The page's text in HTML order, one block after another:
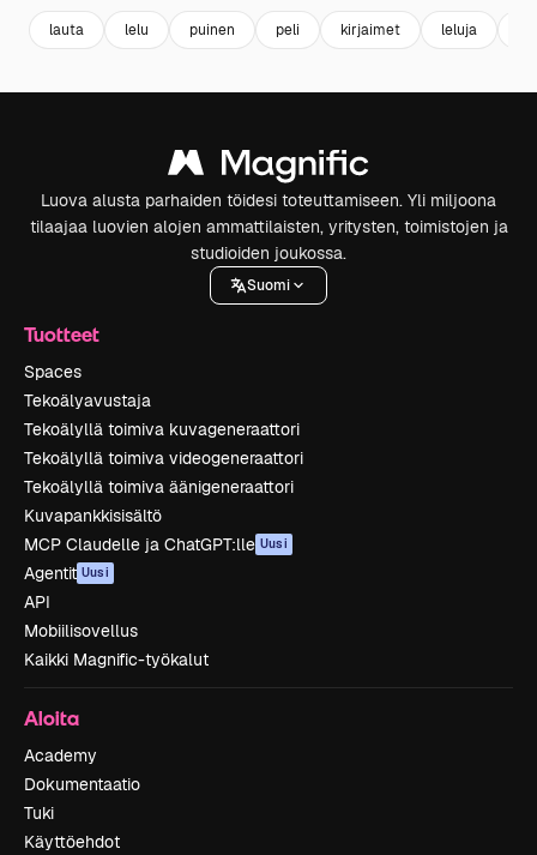
lauta lelu puinen peli kirjaimet leluja
Luova alusta parhaiden töidesi toteuttamiseen. Yli miljoona
tilaajaa luovien alojen ammattilaisten, yritysten, toimistojen ja
studioiden joukossa.
Suomi
Tuotteet
Spaces
Tekoälyavustaja
Tekoälyllä toimiva kuvageneraattori
Tekoälyllä toimiva videogeneraattori
Tekoälyllä toimiva äänigeneraattori
Kuvapankkisisältö
MCP Claudelle ja ChatGPT:lle Uusi
Agentit Uusi
API
Mobiilisovellus
Kaikki Magnific-työkalut
Aloita
Academy
Dokumentaatio
Tuki
Käyttöehdot